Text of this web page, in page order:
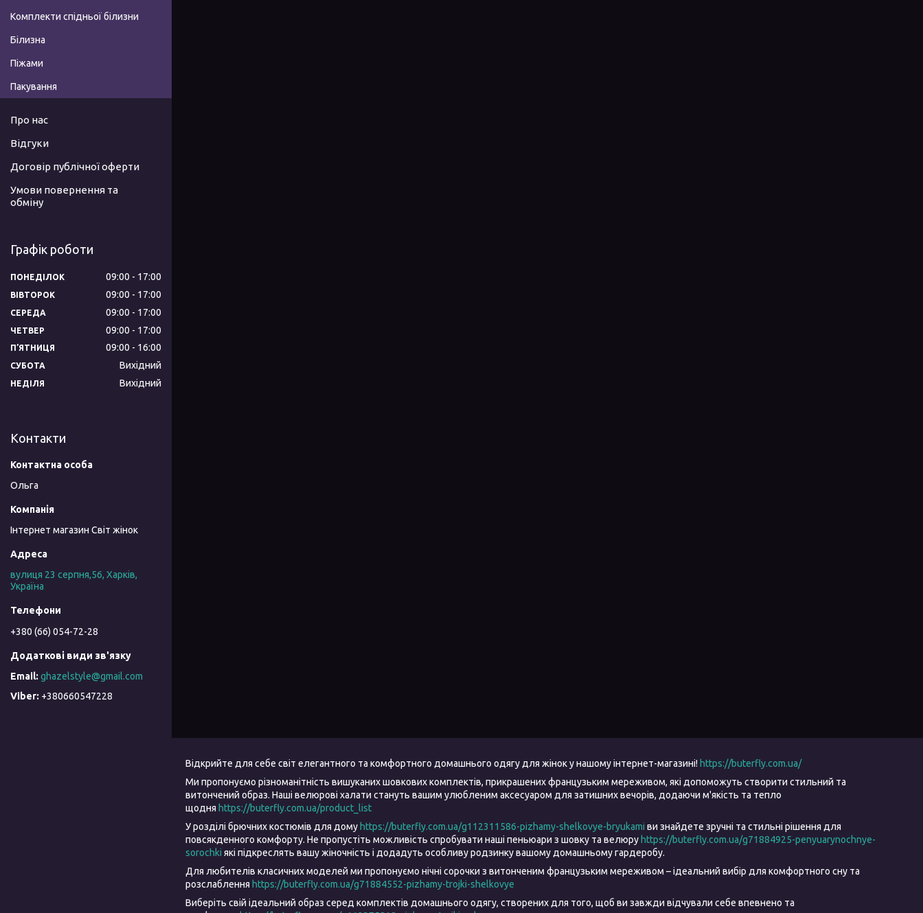
Комплекти спідньої білизни
Білизна
Піжами
Пакування
Про нас
Відгуки
Договір публічної оферти
Умови повернення та
обміну
Графік роботи
ПОНЕДІЛОК 09:00 17:00
ВІВТОРОК 09:00 17:00
СЕРЕДА 09:00 17:00
ЧЕТВЕР 09:00 17:00
ПʼЯТНИЦЯ 09:00 16:00
СУБОТА Вихідний
НЕДІЛЯ Вихідний
Контакти
Ольга
Інтернет магазин Світ жінок
вулиця 23 серпня,56, Харків,
Україна
+380 (66) 054-72-28
ghazelstyle@gmail.com
+380660547228
Відкрийте для себе світ елегантного та комфортного домашнього одягу для жінок у нашому інтернет-магазині! https://buterfly.com.ua/
Ми пропонуємо різноманітність вишуканих шовкових комплектів, прикрашених французьким мереживом, які допоможуть створити стильний та
витончений образ. Наші велюрові халати стануть вашим улюбленим аксесуаром для затишних вечорів, додаючи м'якість та тепло
щодня https://buterfly.com.ua/product_list
У розділі брючних костюмів для дому https://buterfly.com.ua/g112311586-pizhamy-shelkovye-bryukami ви знайдете зручні та стильні рішення для
повсякденного комфорту. Не пропустіть можливість спробувати наші пеньюари з шовку та велюру https://buterfly.com.ua/g71884925-penyuarynochnye-
sorochki які підкреслять вашу жіночність і додадуть особливу родзинку вашому домашньому гардеробу.
Для любителів класичних моделей ми пропонуємо нічні сорочки з витонченим французьким мереживом – ідеальний вибір для комфортного сну та
розслаблення https://buterfly.com.ua/g71884552-pizhamy-trojki-shelkovye
Виберіть свій ідеальний образ серед комплектів домашнього одягу, створених для того, щоб ви завжди відчували себе впевнено та